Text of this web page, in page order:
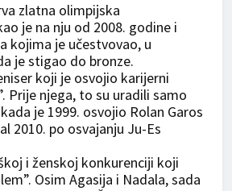
zlatna olimpijska
je na nju od 2008. godine i
kojima je učestvovao, u
je stigao do bronze.
koji je osvojio karijerni
Prije njega, to su uradili samo
je 1999. osvojio Rolan Garos
2010. po osvajanju Ju-Es
i ženskoj konkurenciji koji
Osim Agasija i Nadala, sada